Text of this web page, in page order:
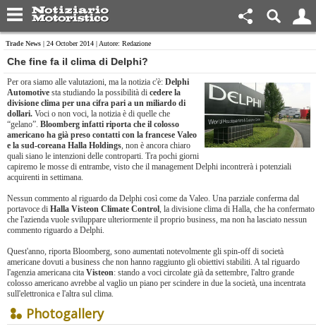
Trade News | 24 October 2014 | Autore: Redazione
Che fine fa il clima di Delphi?
Per ora siamo alle valutazioni, ma la notizia c'è: Delphi
Automotive sta studiando la possibilità di cedere la
divisione clima per una cifra pari a un miliardo di
dollari. Voci o non voci, la notizia è di quelle che
“gelano”. Bloomberg infatti riporta che il colosso
americano ha già preso contatti con la francese Valeo
e la sud-coreana Halla Holdings, non è ancora chiaro
quali siano le intenzioni delle controparti. Tra pochi giorni
capiremo le mosse di entrambe, visto che il management Delphi incontrerà i potenziali
acquirenti in settimana.
Nessun commento al riguardo da Delphi così come da Valeo. Una parziale conferma dal
portavoce di Halla Visteon Climate Control, la divisione clima di Halla, che ha confermato
che l'azienda vuole sviluppare ulteriormente il proprio business, ma non ha lasciato nessun
commento riguardo a Delphi.
Quest'anno, riporta Bloomberg, sono aumentati notevolmente gli spin-off di società
americane dovuti a business che non hanno raggiunto gli obiettivi stabiliti. A tal riguardo
l'agenzia americana cita Visteon: stando a voci circolate già da settembre, l'altro grande
colosso americano avrebbe al vaglio un piano per scindere in due la società, una incentrata
sull'elettronica e l'altra sul clima.
Photogallery